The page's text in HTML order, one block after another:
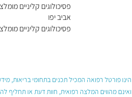
פסיכולוגים קליניים
אביב יפו
פסיכולוגים קליניים
פורטל רפואה המכיל תכנים בתחומי בריאות,
מהווים המלצה רפואית, חוות דעת או תחליף